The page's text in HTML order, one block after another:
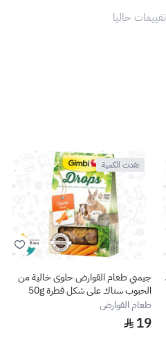
حاليا
نفدت الكمية
جيمبي طعام القوارض حلوى خالية من
الحبوب سناك على شكل قطرة 50g
طعام القوارض
19